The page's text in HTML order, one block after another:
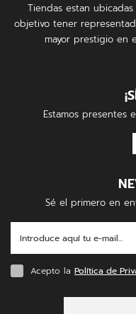
Tiendas estan
objetivo tener
mayor prestigio en
Estamos presentes
Sé el primero en
Acepto la Política de